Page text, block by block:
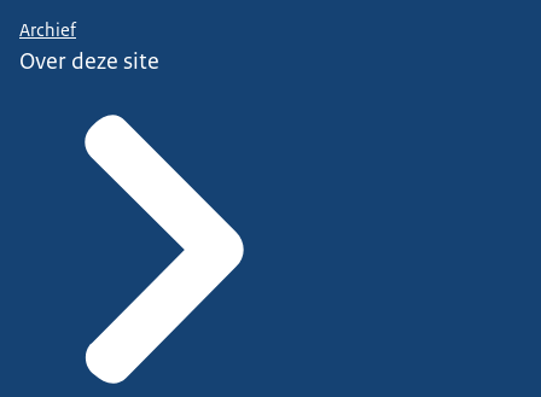
Archief
Over deze site